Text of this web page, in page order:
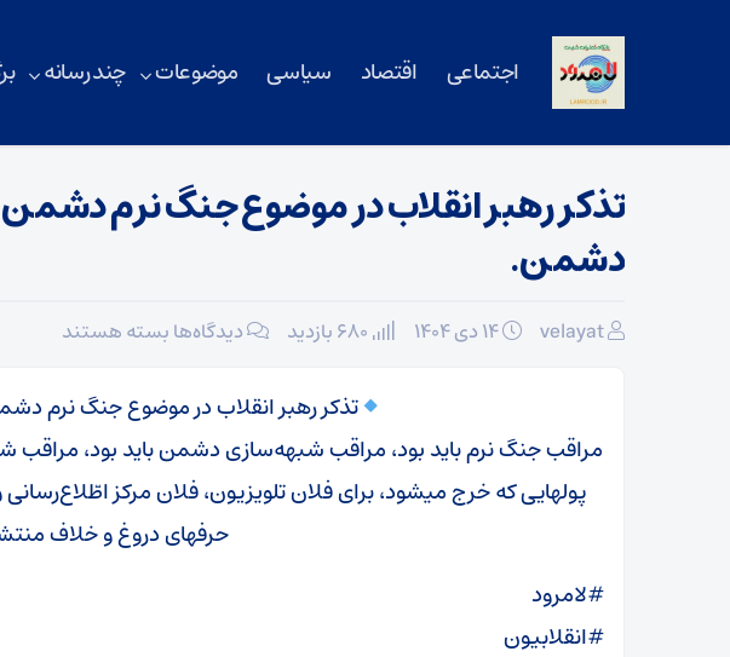
اجتماعی اقتصاد سیاسی موضوعات چند رسانه
تذکر رهبر انقلاب در موضوع جنگ نرم دشمن
دشمن.
velayat دیدگاه‌هابرای
رهبر
انقلاب
در
موضوع
جنگ
بسته هستند
تذکر رهبر انقلاب در موضوع جنگ نرم
مراقب جنگ نرم باید بود، مراقب شبهه‌سازی دشمن باید بود، مراقب
پولهایی که خرج میشود، برای فلان تلویزیون، فلان مرکز اطّلاع‌رسانی و
حرفهای دروغ و خلاف
#لامرود
#انقلابیون